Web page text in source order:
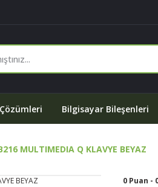
Bilgisayar Bileşenleri
MULTIMEDIA Q KLAVYE BEYAZ
0 Puan -